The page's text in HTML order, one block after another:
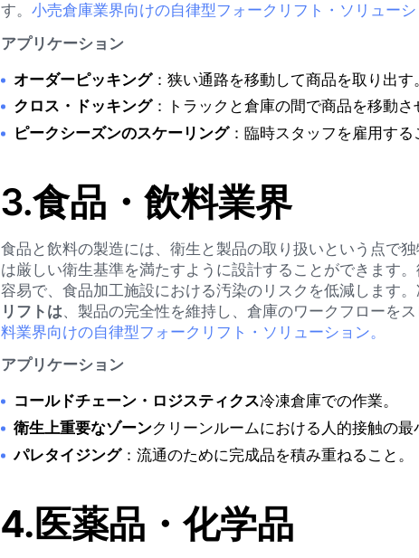
す。小売倉庫業界向けの自律型フォークリフト・ソリューシ
アプリケーション
オーダーピッキング：狭い通路を移動して商品を取り出す。
クロス・ドッキング：トラックと倉庫の間で商品を移動さ
ピークシーズンのスケーリング：臨時スタッフを雇用する
3.食品・飲料業界
食品と飲料の製造には、衛生と製品の取り扱いという点で
は厳しい衛生基準を満たすように設計することができます
容易で、食品加工施設における汚染のリスクを低減します
リフトは、製品の完全性を維持し、倉庫のワークフローを
料業界向けの自律型フォークリフト・ソリューション。
アプリケーション
コールドチェーン・ロジスティクス冷凍倉庫での作業。
衛生上重要なゾーンクリーンルームにおける人的接触の最
パレタイジング：流通のために完成品を積み重ねること。
4.医薬品・化学品